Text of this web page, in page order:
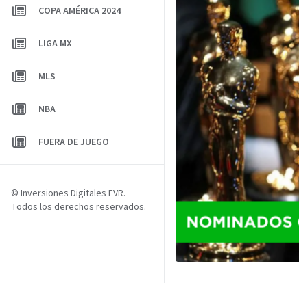
COPA AMÉRICA 2024
LIGA MX
MLS
NBA
FUERA DE JUEGO
© Inversiones Digitales FVR.
Todos los derechos reservados.